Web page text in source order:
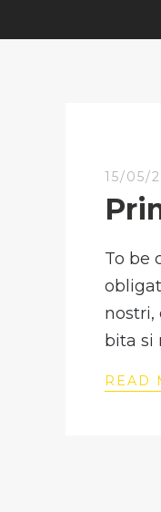
15/05/
To be
nostri,
bita si
READ